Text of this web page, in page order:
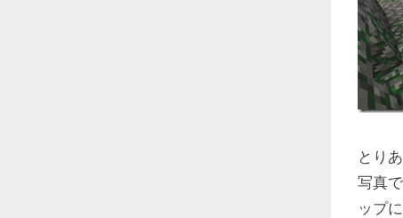
とり
写真
ップ